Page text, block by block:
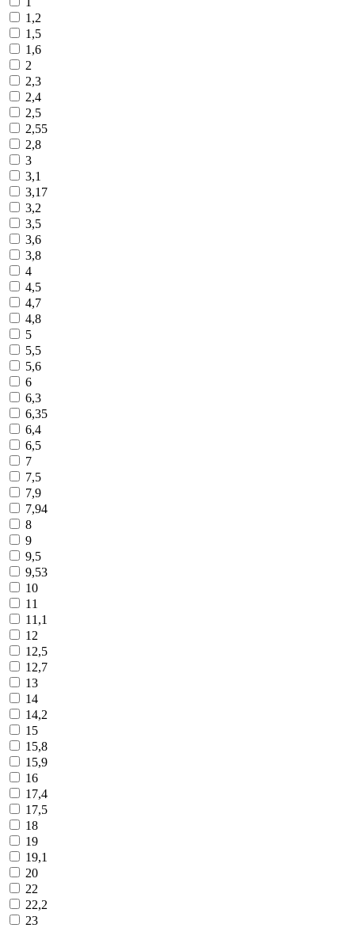
1,2
1,5
1,6
2
2,3
2,4
2,5
2,55
2,8
3
3,1
3,17
3,2
3,5
3,6
3,8
4
4,5
4,7
4,8
5
5,5
5,6
6
6,3
6,35
6,4
6,5
7
7,5
7,9
7,94
8
9
9,5
9,53
10
11
11,1
12
12,5
12,7
13
14
14,2
15
15,8
15,9
16
17,4
17,5
18
19
19,1
20
22
22,2
23